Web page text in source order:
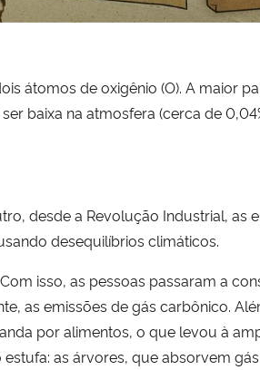
átomos de oxigênio (O). A maior
baixa na atmosfera (cerca de
desde a Revolução Industrial, as
desequilíbrios climáticos.
isso, as pessoas passaram a
as emissões de gás carbônico.
por alimentos, o que levou à
as árvores, que absorvem